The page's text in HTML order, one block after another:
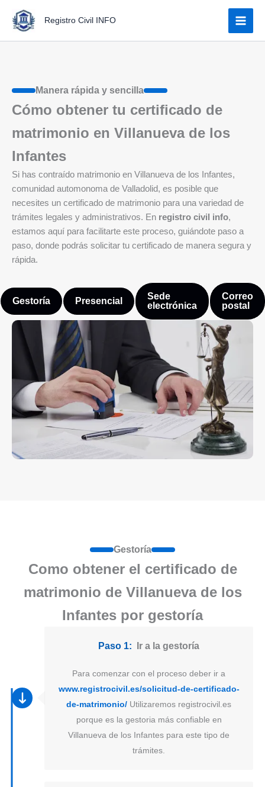
contenido
Registro Civil INFO
Manera rápida y sencilla
Cómo obtener tu certificado de
matrimonio en Villanueva de los
Infantes
Si has contraído matrimonio en Villanueva de los Infantes,
comunidad automonoma de Valladolid, es posible que
necesites un certificado de matrimonio para una variedad de
trámites legales y administrativos. En registro civil info,
estamos aquí para facilitarte este proceso, guiándote paso a
paso, donde podrás solicitar tu certificado de manera segura y
rápida.
Gestoría Presencial
Sede
electrónica
Correo
postal
Gestoría
Como obtener el certificado de
matrimonio de Villanueva de los
Infantes por gestoría
Paso 1: Ir a la gestoría
Para comenzar con el proceso deber ir a
www.registrocivil.es/solicitud-de-certificado-
de-matrimonio/ Utilizaremos registrocivil.es
porque es la gestoria más confiable en
Villanueva de los Infantes para este tipo de
trámites.